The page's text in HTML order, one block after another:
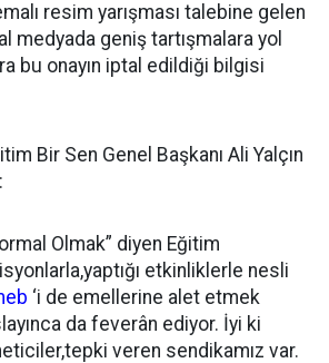
resim yarışması talebine gelen
medyada geniş tartışmalara yol
bu onayın iptal edildiği bilgisi
Bir Sen Genel Başkanı Ali Yalçın
Olmak” diyen Eğitim
etkinliklerle nesli
‘i de emellerine alet etmek
da feverân ediyor. İyi ki
veren sendikamız var.